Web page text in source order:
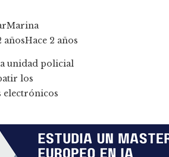
Marina
añosHace 2 años